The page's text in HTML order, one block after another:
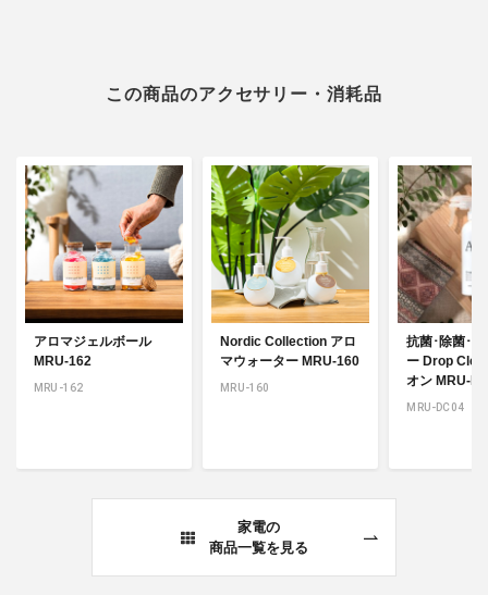
この商品のアクセサリー・消耗品
アロマジェルボール
MRU-162
MRU-162
Nordic Collection アロ
マウォーター MRU-160
MRU-160
抗菌･除菌･
ー Drop
オン MRU-
MRU-DC04
家電の
商品一覧を見る